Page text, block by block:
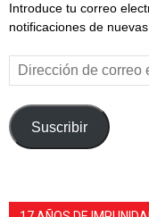
Introduce tu correo
notificaciones de
Dirección
de
correo
electrónico
Suscribir